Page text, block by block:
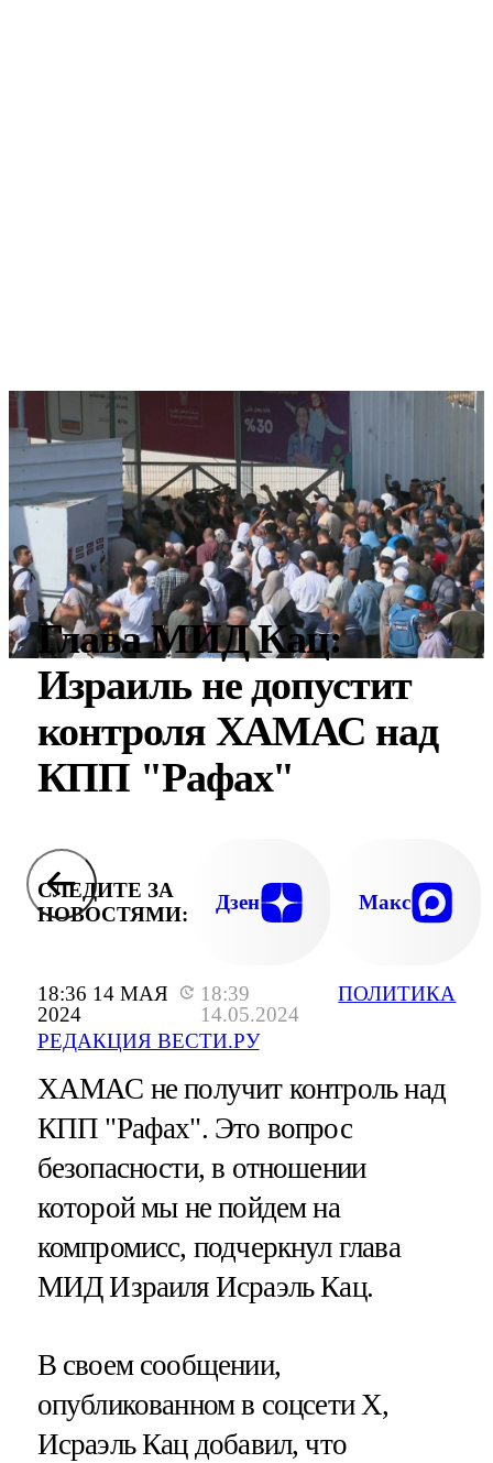
18:36 14 МАЯ
2024
18:39
14.05.2024
РЕДАКЦИЯ ВЕСТИ.РУ
ПОЛИТИКА
Глава МИД Кац:
Израиль не допустит
контроля ХАМАС над
КПП "Рафах"
СЛЕДИТЕ ЗА
НОВОСТЯМИ:
Дзен Макс
ХАМАС не получит контроль над
КПП "Рафах". Это вопрос
безопасности, в отношении
которой мы не пойдем на
компромисс, подчеркнул глава
МИД Израиля Исраэль Кац.
В своем сообщении,
опубликованном в соцсети X,
Исраэль Кац добавил, что